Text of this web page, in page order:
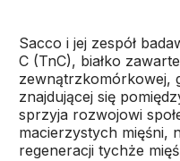
Sacco i jej zespół
C (TnC), białko
zewnątrzkomórkowej,
znajdującej się
sprzyja rozwojowi
macierzystych mięśni,
regeneracji tychże